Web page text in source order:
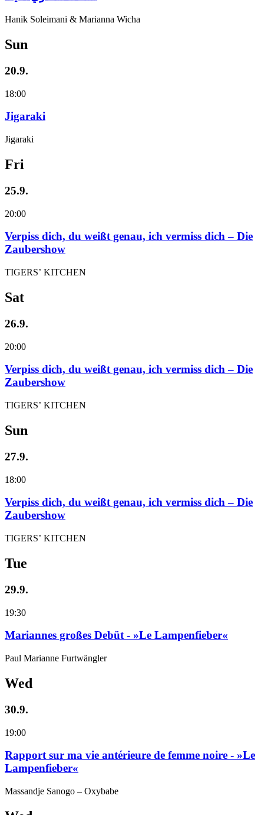
Hanik Soleimani & Marianna Wicha
Sun
20.9.
18:00
Jigaraki
Jigaraki
Fri
25.9.
20:00
Verpiss dich, du weißt genau, ich vermiss dich – Die
Zaubershow
TIGERS’ KITCHEN
Sat
26.9.
20:00
Verpiss dich, du weißt genau, ich vermiss dich – Die
Zaubershow
TIGERS’ KITCHEN
Sun
27.9.
18:00
Verpiss dich, du weißt genau, ich vermiss dich – Die
Zaubershow
TIGERS’ KITCHEN
Tue
29.9.
19:30
Mariannes großes Debüt - »Le Lampenfieber«
Paul Marianne Furtwängler
Wed
30.9.
19:00
Rapport sur ma vie antérieure de femme noire - »Le
Lampenfieber«
Massandje Sanogo – Oxybabe